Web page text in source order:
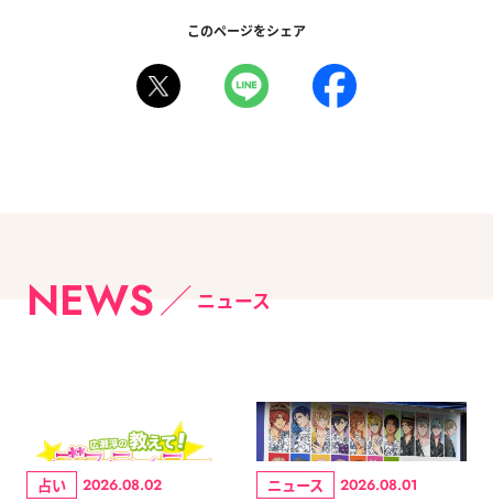
このページをシェア
NEWS ニュース
占い 2026.08.02 ニュース 2026.08.01